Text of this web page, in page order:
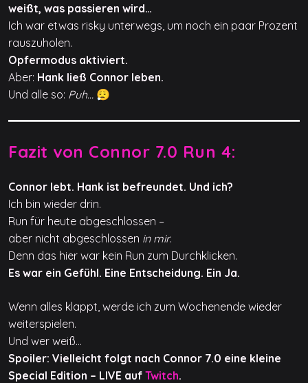
weißt, was passieren wird…
Ich war etwas risky unterwegs, um noch ein paar Prozent
rauszuholen.
Opfermodus aktiviert.
Aber: Hank ließ Connor leben.
Und alle so: Puh… 😮‍💨
Fazit von Connor 7.0 Run 4:
Connor lebt. Hank ist befreundet. Und ich?
Ich bin wieder drin.
Run für heute abgeschlossen –
aber nicht abgeschlossen in mir.
Denn das hier war kein Run zum Durchklicken.
Es war ein Gefühl. Eine Entscheidung. Ein Ja.
Wenn alles klappt, werde ich zum Wochenende wieder
weiterspielen.
Und wer weiß…
Spoiler: Vielleicht folgt nach Connor 7.0 eine kleine
Special Edition – LIVE auf Twitch.